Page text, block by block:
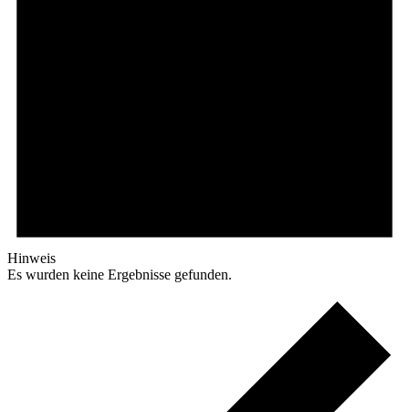
Hinweis
Es wurden keine Ergebnisse gefunden.